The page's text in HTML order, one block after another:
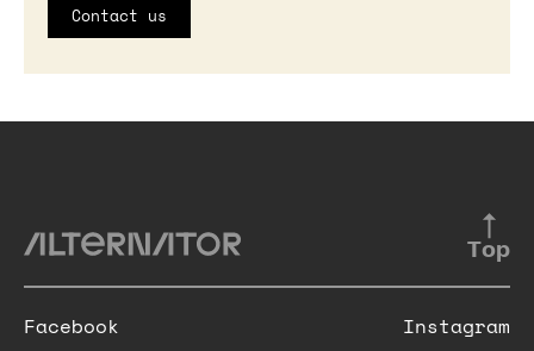
Contact us
Top
Facebook Instagram